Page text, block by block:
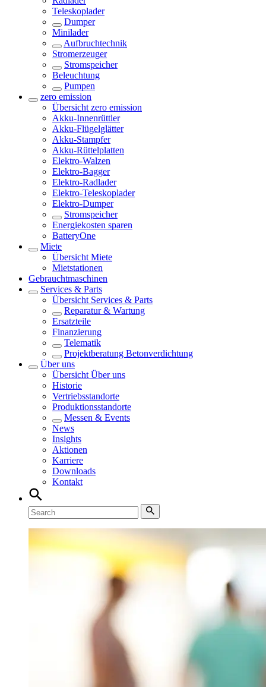
Teleskoplader
Dumper
Minilader
Aufbruchtechnik
Stromerzeuger
Stromspeicher
Beleuchtung
Pumpen
zero emission
Übersicht zero emission
Akku-Innenrüttler
Akku-Flügelglätter
Akku-Stampfer
Akku-Rüttelplatten
Elektro-Walzen
Elektro-Bagger
Elektro-Radlader
Elektro-Teleskoplader
Elektro-Dumper
Stromspeicher
Energiekosten sparen
BatteryOne
Miete
Übersicht Miete
Mietstationen
Gebrauchtmaschinen
Services & Parts
Übersicht Services & Parts
Reparatur & Wartung
Ersatzteile
Finanzierung
Telematik
Projektberatung Betonverdichtung
Über uns
Übersicht Über uns
Historie
Vertriebsstandorte
Produktionsstandorte
Messen & Events
News
Insights
Aktionen
Karriere
Downloads
Kontakt